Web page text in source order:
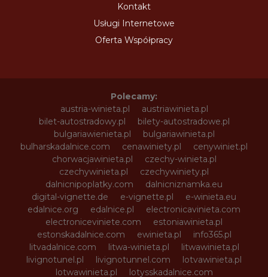
Kontakt
Usługi Internetowe
Oferta Współpracy
Polecamy:
austria-winieta.pl
austriawinieta.pl
bilet-autostradowy.pl
bilety-autostradowe.pl
bulgariawienieta.pl
bulgariawinieta.pl
bulharskadalnice.com
cenawiniety.pl
cenywiniet.pl
chorwacjawinieta.pl
czechy-winieta.pl
czechywinieta.pl
czechywiniety.pl
dalnicnipoplatky.com
dalnicniznamka.eu
digital-vignette.de
e-vignette.pl
e-winieta.eu
edalnice.org
edalnice.pl
electronicavinieta.com
electroniceviniete.com
estoniawinieta.pl
estonskadalnice.com
ewinieta.pl
info365.pl
litvadalnice.com
litwa-winieta.pl
litwawinieta.pl
livignotunel.pl
livignotunnel.com
lotvawinieta.pl
lotwawinieta.pl
lotysskadalnice.com